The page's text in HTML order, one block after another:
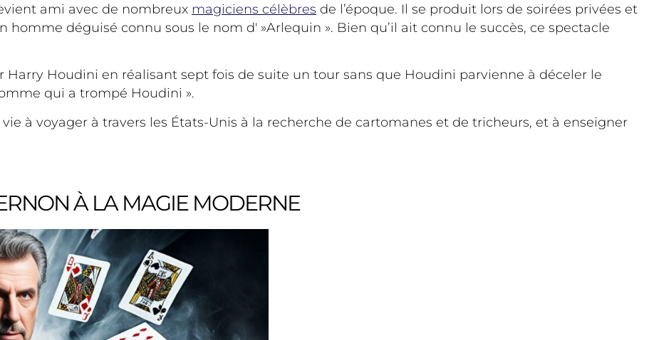
ami avec de nombreux magiciens célèbres de l’époque. Il se produit lors de soirées privées et
déguisé connu sous le nom d' »Arlequin ». Bien qu’il ait connu le succès, ce spectacle
Houdini en réalisant sept fois de suite un tour sans que Houdini parvienne à déceler le
qui a trompé Houdini ».
à voyager à travers les États-Unis à la recherche de cartomanes et de tricheurs, et à enseigner
À LA MAGIE MODERNE